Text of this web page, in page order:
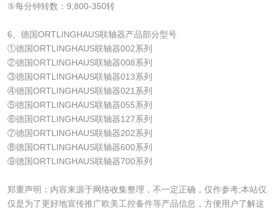
⑤每分钟转数：9,800-350转
6、德国ORTLINGHAUS联轴器产品部分型号
①德国ORTLINGHAUS联轴器002系列
②德国ORTLINGHAUS联轴器008系列
③德国ORTLINGHAUS联轴器013系列
④德国ORTLINGHAUS联轴器021系列
⑤德国ORTLINGHAUS联轴器055系列
⑥德国ORTLINGHAUS联轴器127系列
⑦德国ORTLINGHAUS联轴器202系列
⑧德国ORTLINGHAUS联轴器600系列
⑨德国ORTLINGHAUS联轴器700系列
郑重声明：内容来源于网络收集整理，不一定正确，仅作参考;本站仅
仅是为了更好地宣传推广欧美工控备件等产品信息，方便用户了解这